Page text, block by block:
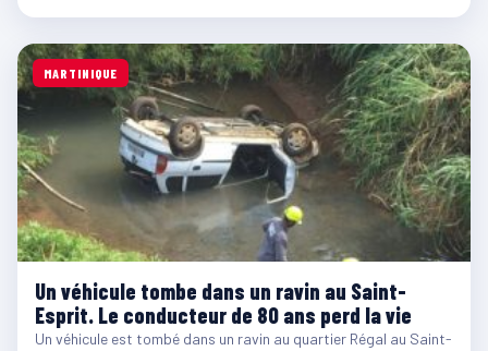
MARTINIQUE
Un véhicule tombe dans un ravin au Saint-
Esprit. Le conducteur de 80 ans perd la vie
Un véhicule est tombé dans un ravin au quartier Régal au Saint-